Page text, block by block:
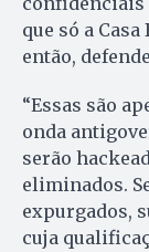
que só a
então,
“Essas são
onda
serão
eliminados.
expurgados,
cuja